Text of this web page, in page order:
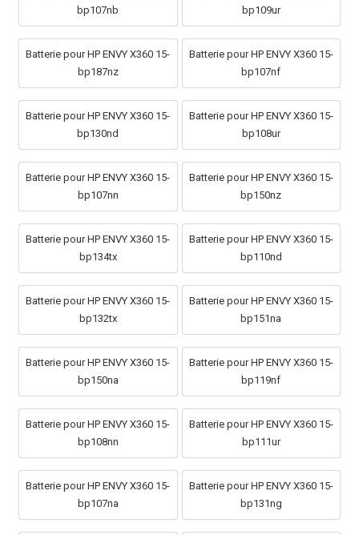
bp107nb
bp109ur
Batterie pour HP ENVY X360 15-
bp187nz
Batterie pour HP ENVY X360 15-
bp107nf
Batterie pour HP ENVY X360 15-
bp130nd
Batterie pour HP ENVY X360 15-
bp108ur
Batterie pour HP ENVY X360 15-
bp107nn
Batterie pour HP ENVY X360 15-
bp150nz
Batterie pour HP ENVY X360 15-
bp134tx
Batterie pour HP ENVY X360 15-
bp110nd
Batterie pour HP ENVY X360 15-
bp132tx
Batterie pour HP ENVY X360 15-
bp151na
Batterie pour HP ENVY X360 15-
bp150na
Batterie pour HP ENVY X360 15-
bp119nf
Batterie pour HP ENVY X360 15-
bp108nn
Batterie pour HP ENVY X360 15-
bp111ur
Batterie pour HP ENVY X360 15-
bp107na
Batterie pour HP ENVY X360 15-
bp131ng